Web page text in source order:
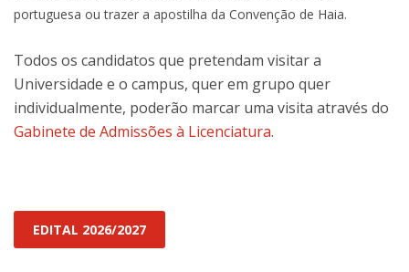
portuguesa ou trazer a apostilha da Convenção de Haia.
Todos os candidatos que pretendam visitar a
Universidade e o campus, quer em grupo quer
individualmente, poderão marcar uma visita através do
Gabinete de Admissões à Licenciatura.
EDITAL 2026/2027